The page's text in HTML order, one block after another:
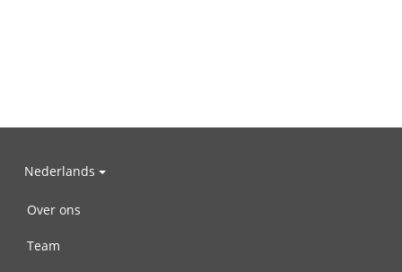
Nederlands
Over ons
Team